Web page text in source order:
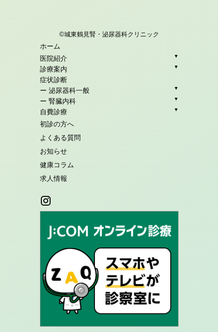
©城東鶴見腎・泌尿器科クリニック
ホーム
医院紹介
▼
診療案内 ▼
症状診断
ー 泌尿器科一般
▼
ー 腎臓内科 ▼
自費診療 ▼
初診の方へ
よくある質問
お知らせ
健康コラム
求人情報